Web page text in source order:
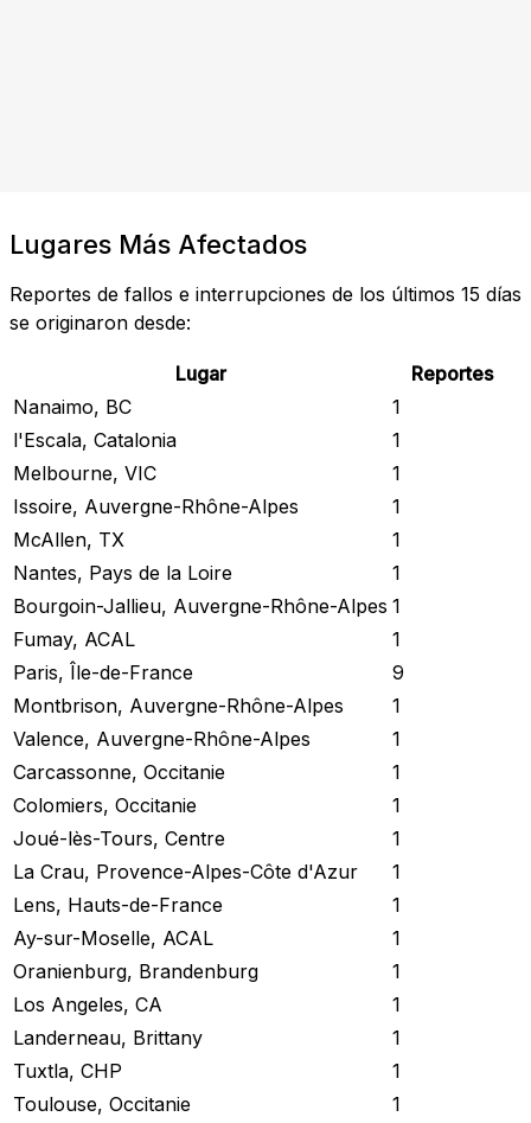
Lugares Más Afectados
Reportes de fallos e interrupciones de los últimos 15 días
se originaron desde:
Lugar
Reportes
Nanaimo, BC
1
l'Escala, Catalonia
1
Melbourne, VIC
1
Issoire, Auvergne-Rhône-Alpes
1
McAllen, TX
1
Nantes, Pays de la Loire
1
Bourgoin-Jallieu, Auvergne-Rhône-Alpes 1
Fumay, ACAL
1
Paris, Île-de-France
9
Montbrison, Auvergne-Rhône-Alpes
1
Valence, Auvergne-Rhône-Alpes
1
Carcassonne, Occitanie
1
Colomiers, Occitanie
1
Joué-lès-Tours, Centre
1
La Crau, Provence-Alpes-Côte d'Azur
1
Lens, Hauts-de-France
1
Ay-sur-Moselle, ACAL
1
Oranienburg, Brandenburg
1
Los Angeles, CA
1
Landerneau, Brittany
1
Tuxtla, CHP
1
Toulouse, Occitanie
1